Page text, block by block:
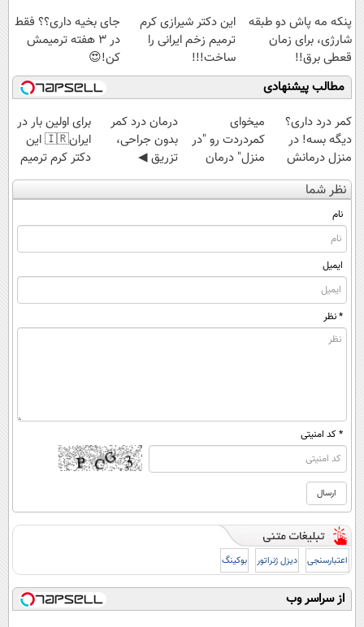
پنکه مه پاش دو طبقه
شارژی، برای زمان
قعطی برق!!
این دکتر شیرازی کرم
ترمیم زخم ایرانی را
ساخت!!!
جای بخیه داری؟؟ فقط
در 3 هفته ترمیمش
کن!😍
مطالب پیشنهادی
کمر درد داری؟
دیگه بسه! در
منزل درمانش
کن
(◀پرسش‌نامه)
میخوای
کمردردت رو "در
منزل" درمان
کنی؟ (◂فیلم +
◂پرسش‌نامه)
درمان درد کمر
بدون جراحی،
تزریق ◀
پرسش‌نامه رو پر
کن ▶
برای اولین بار در
ایران🇮🇷 این
دکتر کرم ترمیم
کننده 23 روزه
ساخت!
نظر شما
نام
ایمیل
* نظر
* کد امنیتی
اعتبارسنجی دیزل ژنراتور بوکینگ
از سراسر وب